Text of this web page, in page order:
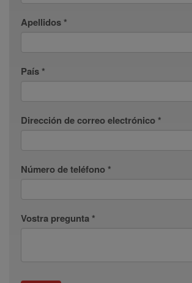
Apellidos *
País *
Dirección de correo electrónico *
Número de teléfono *
Vostra pregunta *